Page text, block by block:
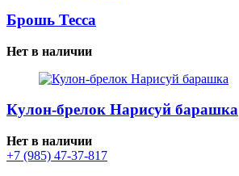
Брошь Тесса
Нет в наличии
Кулон-брелок Нарисуй барашка
Нет в наличии
+7 (985) 47-37-817